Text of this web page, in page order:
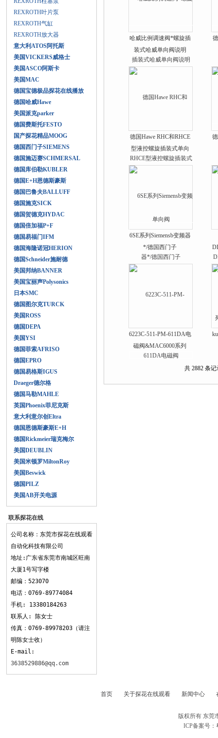
REXROTH叶片泵
REXROTH气缸
REXROTH放大器
意大利ATOS阿托斯
美国VICKERS威格士
美国ASCO阿斯卡
美国MAC
德国宝德极品探花在线播放
德国哈威Hawe
美国派克parker
德国费斯托FESTO
国产探花精品MOOG
德国西门子SIEMENS
德国施迈赛SCHMERSAL
德国库伯勒KUBLER
德国E+H恩德斯豪斯
德国巴鲁夫BALLUFF
德国施克SICK
德国贺德克HYDAC
德国倍加福P+F
德国易福门IFM
德国海隆诺冠HERION
德国Schneider施耐德
美国邦纳BANNER
美国宝丽声Polysonics
日本SMC
德国图尔克TURCK
美国ROSS
德国DEPA
美国YSI
德国菲索AFRISO
德国EPRO
德国易格斯IGUS
Draeger德尔格
德国马勒MAHLE
英国Phoenix菲尼克斯
意大利意尔创Eltra
德国恩德斯豪斯E+H
德国Rickmeier瑞克梅尔
美国DEUBLIN
美国米顿罗MiltonRoy
美国Beswick
德国PILZ
美国AB开关电源
联系探花在线
观看
公司名称：东莞市探花在线观看
自动化科技有限公司
地址:广东省东莞市南城区旺南
大厦1号写字楼
邮编：523070
电话：0769-89774084
手机: 13380184263
联系人: 陈女士
传真：0769-89978203（请注
明陈女士收）
E-mail:
3638529886@qq.com
哈威比例调速阀*螺旋插
装式哈威单向阀说明
德国Hawe RHC和RHCE
型液控螺旋插装式单向
阀
6SE系列Siemensb变频器
*/德国西门子
6223C-511-PM-611DA电
磁阀&MAC6000系列
共 2882 条记
首页 关于探花在线观看 新闻中心
版权所有 东莞
ICP备案号：